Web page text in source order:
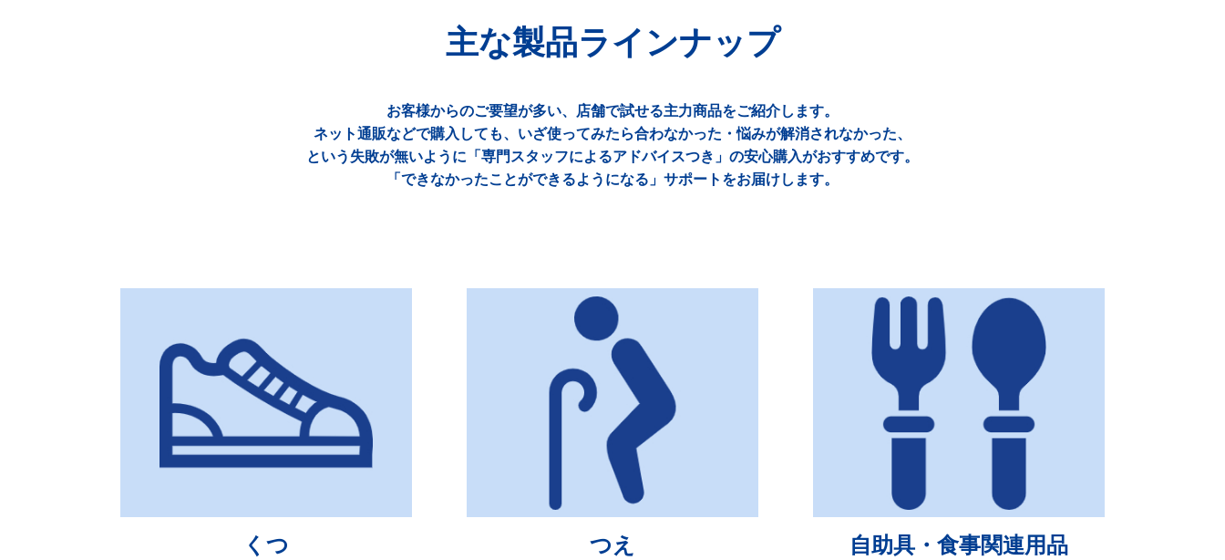
主な製品ラインナップ
お客様からのご要望が多い、店舗で試せる主力商品をご紹介します。
ネット通販などで購入しても、いざ使ってみたら合わなかった・悩みが解消されなかった、
という失敗が無いように「専門スタッフによるアドバイスつき」の安心購入がおすすめです。
「できなかったことができるようになる」サポートをお届けします。
くつ つえ 自助具・食事関連用品